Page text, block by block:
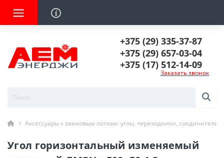
+375 (29) 335-37-87
+375 (29) 657-03-04
+375 (17) 512-14-09
Заказать звонок
Аксессуары к замковым лоткам: углы, переходники, соединители
Угол горизонтальный изменяемый